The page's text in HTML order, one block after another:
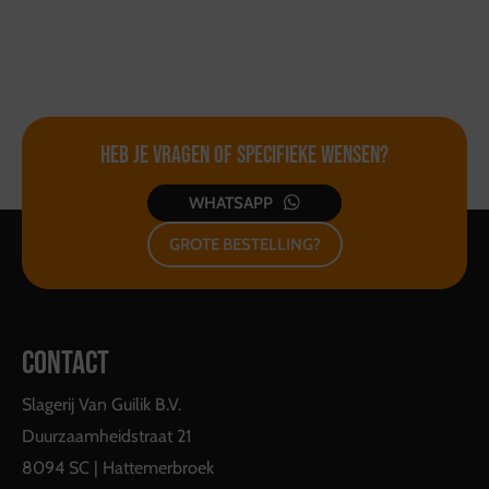
Heb je vragen ofspecifieke wensen?
WHATSAPP
GROTE BESTELLING?
CONTACT
Slagerij Van Guilik B.V.
Duurzaamheidstraat 21
8094 SC | Hattemerbroek